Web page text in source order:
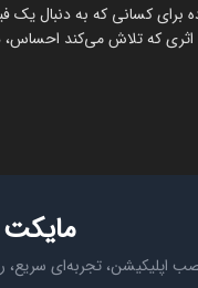
برای کسانی که به دنبال یک
اثری که تلاش می‌کند
اپلیکیشن، تجربه‌ای سریع،